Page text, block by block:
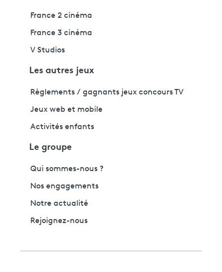
France 2 cinéma
France 3 cinéma
V Studios
Les autres jeux
Règlements / gagnants jeux concours TV
Jeux web et mobile
Activités enfants
Le groupe
Qui sommes-nous ?
Nos engagements
Notre actualité
Rejoignez-nous